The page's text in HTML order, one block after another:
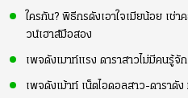
ใครกัน? พิธีกรดังเอาใจเมียน้อย เช่
วน์เฮาส์มือสอง
เพจดังเมาท์แรง ดาราสาวไม่มีคนรู้จั
เพจดังเม้าท์ เน็ตไอดอลสาว-ดาราดั